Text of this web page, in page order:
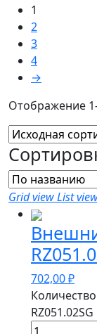
1
2
3
4
→
Отображение
Grid viewList
702,00₽
RZ051.02SG